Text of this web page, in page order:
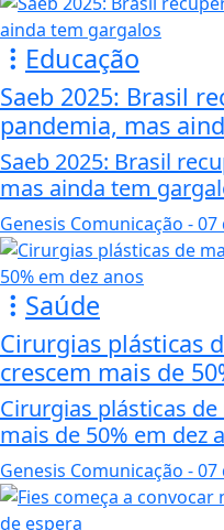
Educação
Saeb 2025: Brasil
pandemia, mas
Saeb 2025: Brasil
mas ainda tem
Genesis Comunicação - 07
Saúde
Cirurgias plásticas
crescem mais de
Cirurgias plásticas
mais de 50% em dez
Genesis Comunicação - 07